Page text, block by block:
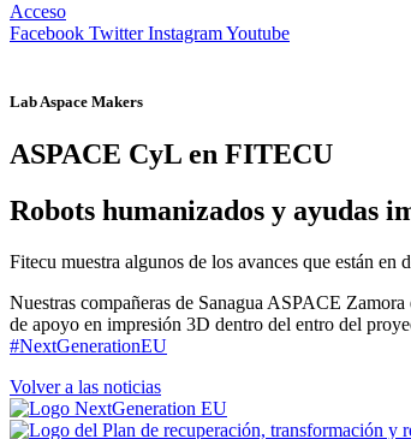
Acceso
Facebook Twitter InstagramYoutube
Lab Aspace Makers
ASPACE CyL en FITECU
Robots humanizados y ayudas
Fitecu muestra algunos de los avances que están
Nuestras compañeras de Sanagua ASPACE
de apoyo en impresión 3D dentro del entro del
#NextGenerationEU
Volver a las noticias